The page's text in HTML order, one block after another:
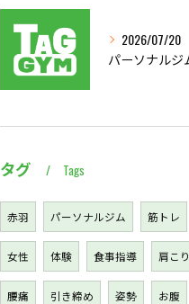
2026/07/20
タグ Tags
赤羽 パーソナルジム 筋トレ
女性 体験 食事指導 肩こり
腰痛 引き締め 姿勢 お腹